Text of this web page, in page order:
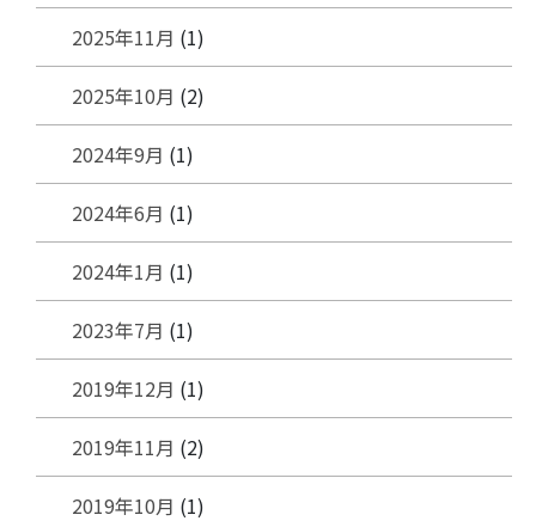
2025年11月 (1)
2025年10月 (2)
2024年9月 (1)
2024年6月 (1)
2024年1月 (1)
2023年7月 (1)
2019年12月 (1)
2019年11月 (2)
2019年10月 (1)